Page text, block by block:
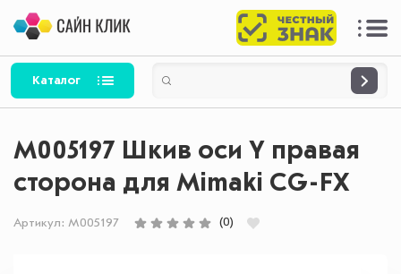
Каталог
M005197 Шкив оси Y правая
сторона для Mimaki CG-FX
Артикул: M005197 (0)